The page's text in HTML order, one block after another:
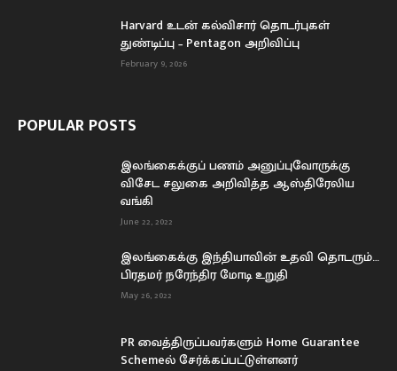
Harvard உடன் கல்விசார் தொடர்புகள்
துண்டிப்பு – Pentagon அறிவிப்பு
February 9, 2026
POPULAR POSTS
இலங்கைக்குப் பணம் அனுப்புவோருக்கு
விசேட சலுகை அறிவித்த ஆஸ்திரேலிய
வங்கி
June 22, 2022
இலங்கைக்கு இந்தியாவின் உதவி தொடரும்…
பிரதமர் நரேந்திர மோடி உறுதி
May 26, 2022
PR வைத்திருப்பவர்களும் Home Guarantee
Schemeல் சேர்க்கப்பட்டுள்ளனர்